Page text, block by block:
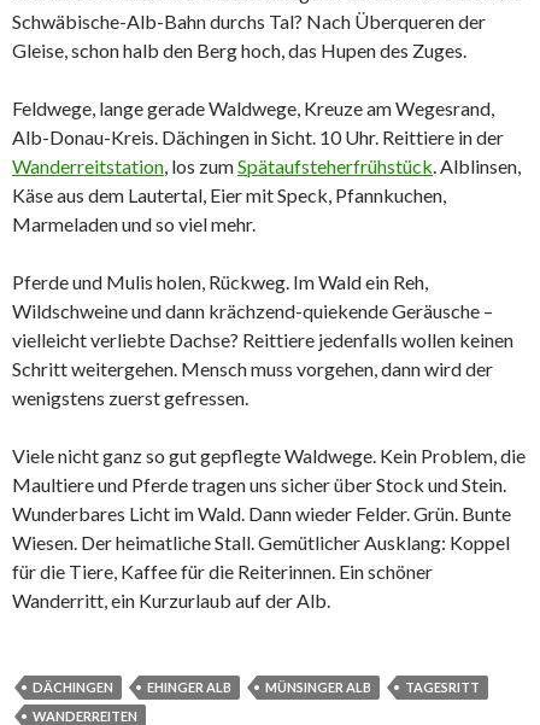
Schwäbische-Alb-Bahn durchs Tal? Nach Überqueren der
Gleise, schon halb den Berg hoch, das Hupen des Zuges.
Feldwege, lange gerade Waldwege, Kreuze am Wegesrand,
Alb-Donau-Kreis. Dächingen in Sicht. 10 Uhr. Reittiere in der
Wanderreitstation, los zumSpätaufsteherfrühstück. Alblinsen,
Käse aus dem Lautertal, Eier mit Speck, Pfannkuchen,
Marmeladen und so viel mehr.
Pferde und Mulis holen, Rückweg. Im Wald ein Reh,
Wildschweine und dann krächzend-quiekende Geräusche –
vielleicht verliebte Dachse? Reittiere jedenfalls wollen keinen
Schritt weitergehen. Mensch muss vorgehen, dann wird der
wenigstens zuerst gefressen.
Viele nicht ganz so gut gepflegte Waldwege. Kein Problem, die
Maultiere und Pferde tragen uns sicher über Stock und Stein.
Wunderbares Licht im Wald. Dann wieder Felder. Grün. Bunte
Wiesen. Der heimatliche Stall. Gemütlicher Ausklang: Koppel
für die Tiere, Kaffee für die Reiterinnen. Ein schöner
Wanderritt, ein Kurzurlaub auf der Alb.
DÄCHINGEN EHINGER ALB MÜNSINGER ALB
TAGESRITT
WANDERREITEN